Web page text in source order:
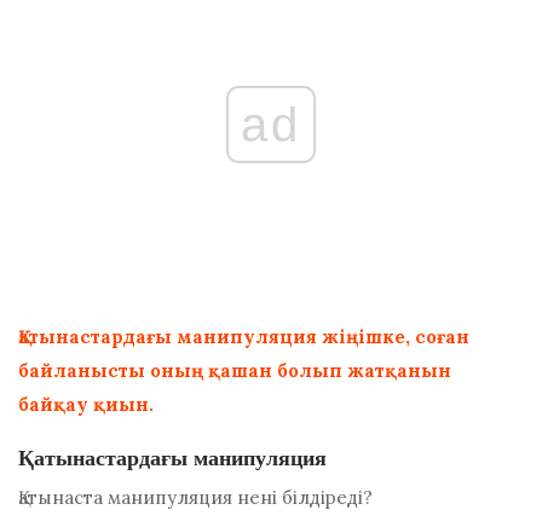
ad
Қатынастардағы манипуляция жіңішке, соған
байланысты оның қашан болып жатқанын
байқау қиын.
Қатынастардағы манипуляция
Қатынаста манипуляция нені білдіреді?